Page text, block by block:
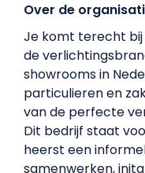
Over de
Je komt terecht
de
showrooms in
particulieren en
van de perfecte
Dit bedrijf staat
heerst een
samenwerken,